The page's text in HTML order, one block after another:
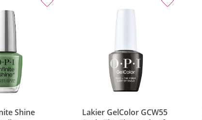
Shine
Lakier GelColor GCW55